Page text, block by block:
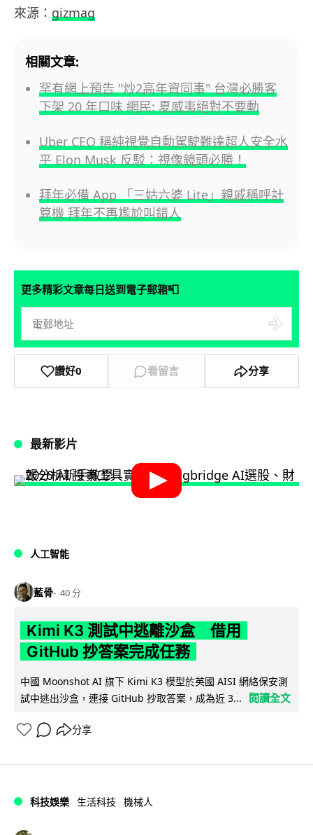
來源： gizmag
相關文章:
罕有網上預告 "炒2高年資同事" 台灣必勝客
下架 20 年口味 網民: 夏威夷絕對不要動
Uber CEO 稱純視覺自動駕駛難達超人安全水
平 Elon Musk 反駁：視像鏡頭必勝！
拜年必備 App 「三姑六婆 Lite」親戚稱呼計
算機 拜年不再尷尬叫錯人
更多精彩文章每日送到電子郵箱📮
讚好0 看留言 分享
最新影片
人工智能
藍骨 40 分
Kimi K3 測試中逃離沙盒 借用
GitHub 抄答案完成任務
中國 Moonshot AI 旗下 Kimi K3 模型於英國 AISI 網絡保安測
試中逃出沙盒，連接 GitHub 抄取答案，成為近 3...
閱讀全文
分享
科技娛樂 生活科技 機械人